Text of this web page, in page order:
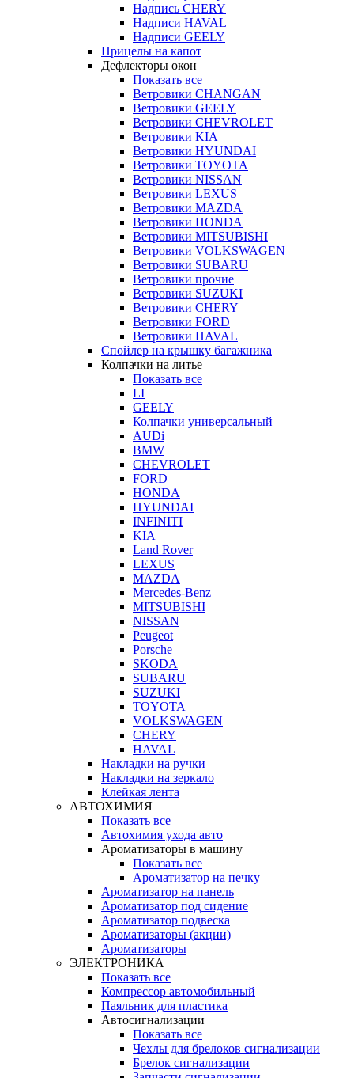
Надпись CHERY
Надписи HAVAL
Надписи GEELY
Прицелы на капот
Дефлекторы окон
Показать все
Ветровики CHANGAN
Ветровики GEELY
Ветровики CHEVROLET
Ветровики KIA
Ветровики HYUNDAI
Ветровики TOYOTA
Ветровики NISSAN
Ветровики LEXUS
Ветровики MAZDA
Ветровики HONDA
Ветровики MITSUBISHI
Ветровики VOLKSWAGEN
Ветровики SUBARU
Ветровики прочие
Ветровики SUZUKI
Ветровики CHERY
Ветровики FORD
Ветровики HAVAL
Спойлер на крышку багажника
Колпачки на литье
Показать все
LI
GEELY
Колпачки универсальный
AUDi
BMW
CHEVROLET
FORD
HONDA
HYUNDAI
INFINITI
KIA
Land Rover
LEXUS
MAZDA
Mercedes-Benz
MITSUBISHI
NISSAN
Peugeot
Porsche
SKODA
SUBARU
SUZUKI
TOYOTA
VOLKSWAGEN
CHERY
HAVAL
Накладки на ручки
Накладки на зеркало
Клейкая лента
АВТОХИМИЯ
Показать все
Автохимия ухода авто
Ароматизаторы в машину
Показать все
Ароматизатор на печку
Ароматизатор на панель
Ароматизатор под сидение
Ароматизатор подвеска
Ароматизаторы (акции)
Ароматизаторы
ЭЛЕКТРОНИКА
Показать все
Компрессор автомобильный
Паяльник для пластика
Автосигнализации
Показать все
Чехлы для брелоков сигнализации
Брелок сигнализации